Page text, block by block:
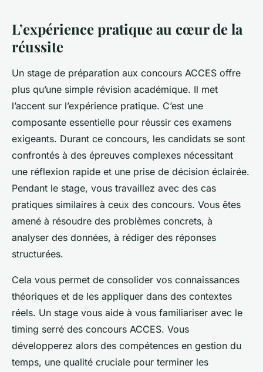
L’expérience pratique au cœur de la
réussite
Un stage de préparation aux concours ACCES offre
plus qu’une simple révision académique. Il met
l’accent sur l’expérience pratique. C’est une
composante essentielle pour réussir ces examens
exigeants. Durant ce concours, les candidats se sont
confrontés à des épreuves complexes nécessitant
une réflexion rapide et une prise de décision éclairée.
Pendant le stage, vous travaillez avec des cas
pratiques similaires à ceux des concours. Vous êtes
amené à résoudre des problèmes concrets, à
analyser des données, à rédiger des réponses
structurées.
Cela vous permet de consolider vos connaissances
théoriques et de les appliquer dans des contextes
réels. Un stage vous aide à vous familiariser avec le
timing serré des concours ACCES. Vous
développerez alors des compétences en gestion du
temps, une qualité cruciale pour terminer les